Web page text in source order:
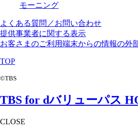
モーニング
よくある質問／お問い合わせ
提供事業者に関する表示
お客さまのご利用端末からの情報の外
TOP
©TBS
TBS for dバリューパス
CLOSE